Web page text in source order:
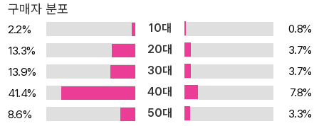
슴을 무겁게 짓눌렀다. 하지만 몬스터는 코너에게 이야기한다. “삶은
말로 쓰는 게 아니다. 삶은 행동으로 쓰는 거다. 네가 무얼 생각하는지
는 중요하지 않다. 오직 네가 무엇을 하느냐가 중요하다.” 청소년기는
자신의 내면을 들여다보는 연습을 하는 시기다. 청소년들은 <몬스터
콜스>를 통해 옳든 그르든 자신의 생각과 행동에 책임질 수 있는 용
기를 얻게 될 것이다. 학교 폭력, 결손 가정, 기댈 곳 없는 우리 청소년
구매자 분포
2.2% 10대
0.8%
13.3%
20대
3.7%
13.9%
30대
3.7%
41.4%
40대
7.8%
8.6%
50대
3.3%